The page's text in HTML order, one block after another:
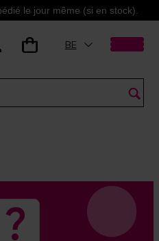
le jour même (si en stock).
BE